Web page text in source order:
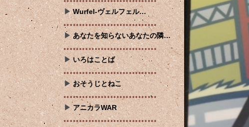
Wurfel-ヴェルフェル…
あなたを知らないあなたの隣…
いろはことば
おそうじとねこ
アニカラWAR